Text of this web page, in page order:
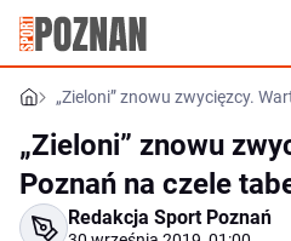
„Zieloni” znowu zwycięzcy.
„Zieloni” znowu
Poznań na czele
Redakcja Sport Poznań